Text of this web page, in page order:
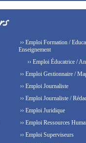
›› Emploi Formation /
Enseignement
›› Emploi Éducatrice /
›› Emploi Gestionnaire /
›› Emploi Journaliste
›› Emploi Journaliste /
›› Emploi Juridique
›› Emploi Ressources
›› Emploi Superviseurs